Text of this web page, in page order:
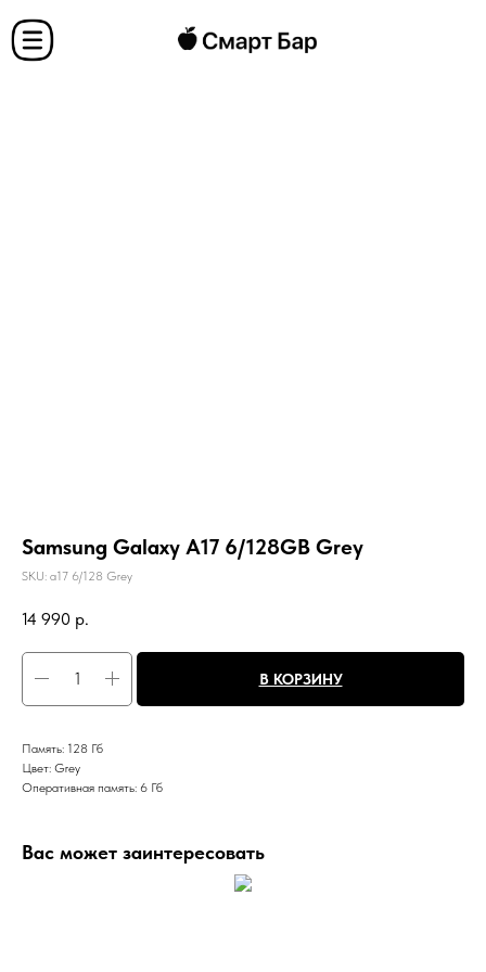
Samsung Galaxy A17 6/128GB Grey
SKU: a17 6/128 Grey
14 990 р.
В КОРЗИНУ
Память: 128 Гб
Цвет: Grey
Оперативная память: 6 Гб
Вас может заинтересовать